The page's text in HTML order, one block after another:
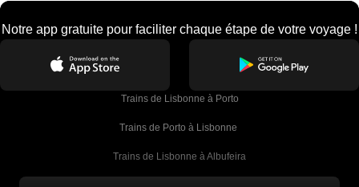
Notre app gratuite pour faciliter chaque étape de votre voyage !
Trains de Lisbonne à Porto
Trains de Porto à Lisbonne
Trains de Lisbonne à Albufeira